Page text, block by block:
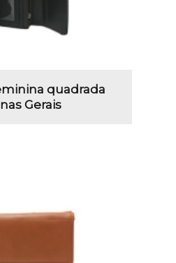
quadrada
Gerais